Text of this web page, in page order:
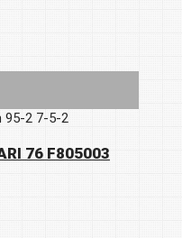
95-2 7-5-2
76 F805003